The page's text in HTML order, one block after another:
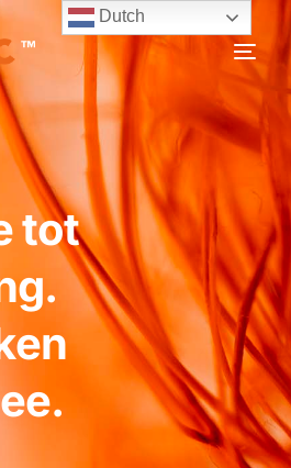
tot
g.
en
ee.
Dutch